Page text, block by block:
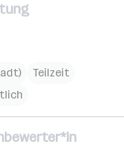
Teilzeit